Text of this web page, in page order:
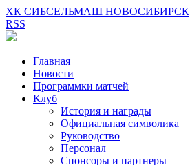
ХК СИБСЕЛЬМАШ НОВОСИБИРСК
RSS
Главная
Новости
Программки матчей
Клуб
История и награды
Официальная символика
Руководство
Персонал
Спонсоры и партнеры